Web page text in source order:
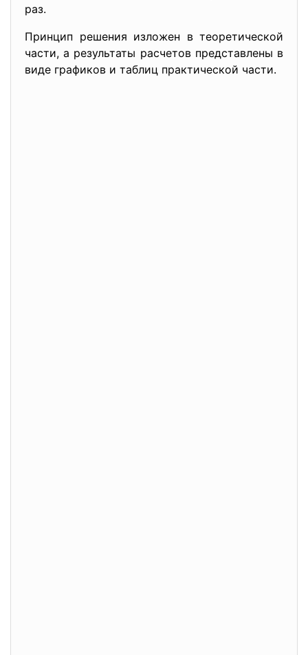
раз.
Принцип решения изложен в теоретической
части, а результаты расчетов представлены в
виде графиков и таблиц практической части.